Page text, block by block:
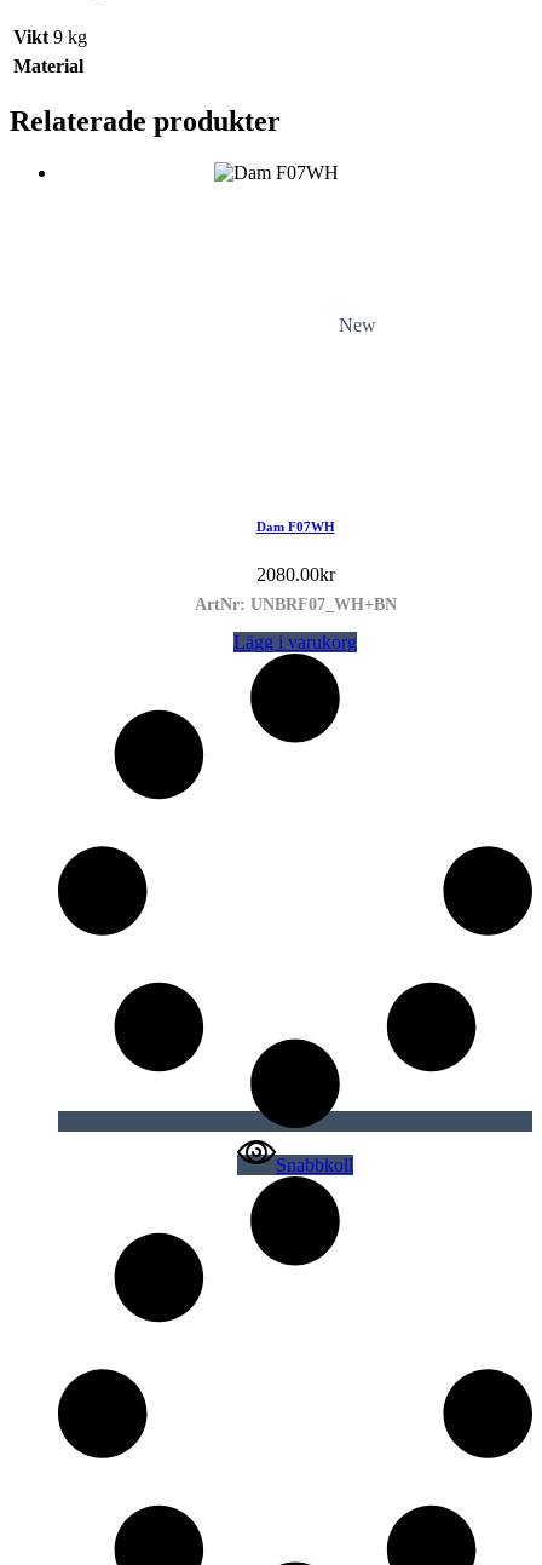
Vikt 9 kg
Material
Relaterade produkter
New
Dam F07WH
2080.00kr
ArtNr: UNBRF07_WH+BN
Lägg i varukorg
Snabbkoll